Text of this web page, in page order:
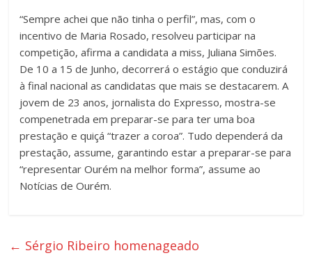
“Sempre achei que não tinha o perfil”, mas, com o
incentivo de Maria Rosado, resolveu participar na
competição, afirma a candidata a miss, Juliana Simões.
De 10 a 15 de Junho, decorrerá o estágio que conduzirá
à final nacional as candidatas que mais se destacarem. A
jovem de 23 anos, jornalista do Expresso, mostra-se
compenetrada em preparar-se para ter uma boa
prestação e quiçá “trazer a coroa”. Tudo dependerá da
prestação, assume, garantindo estar a preparar-se para
“representar Ourém na melhor forma”, assume ao
Notícias de Ourém.
← Sérgio Ribeiro homenageado